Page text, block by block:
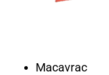
Macavrac